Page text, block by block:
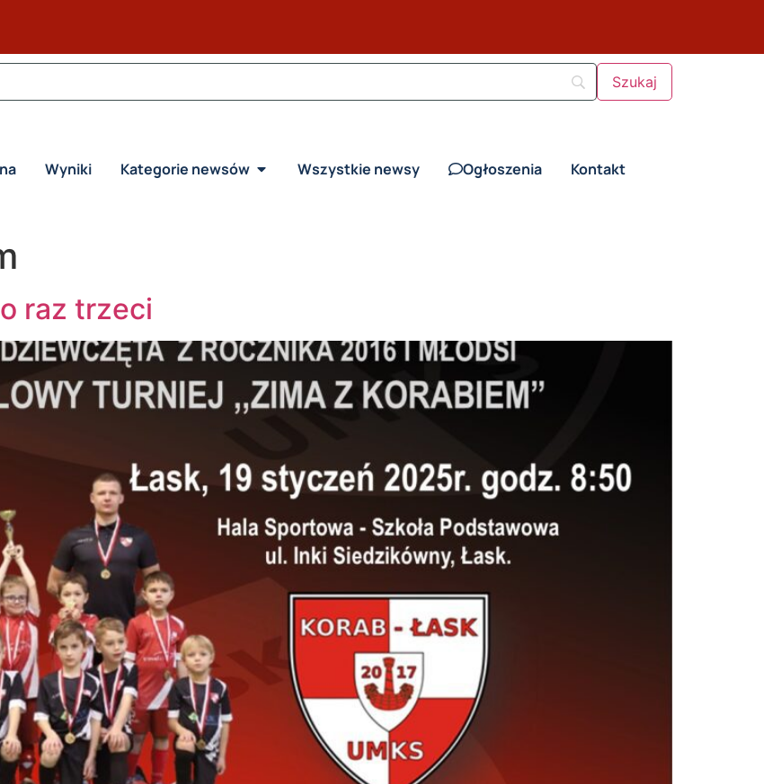
Wyniki Kategorie newsów Wszystkie newsy Ogłoszenia Kontakt
raz trzeci